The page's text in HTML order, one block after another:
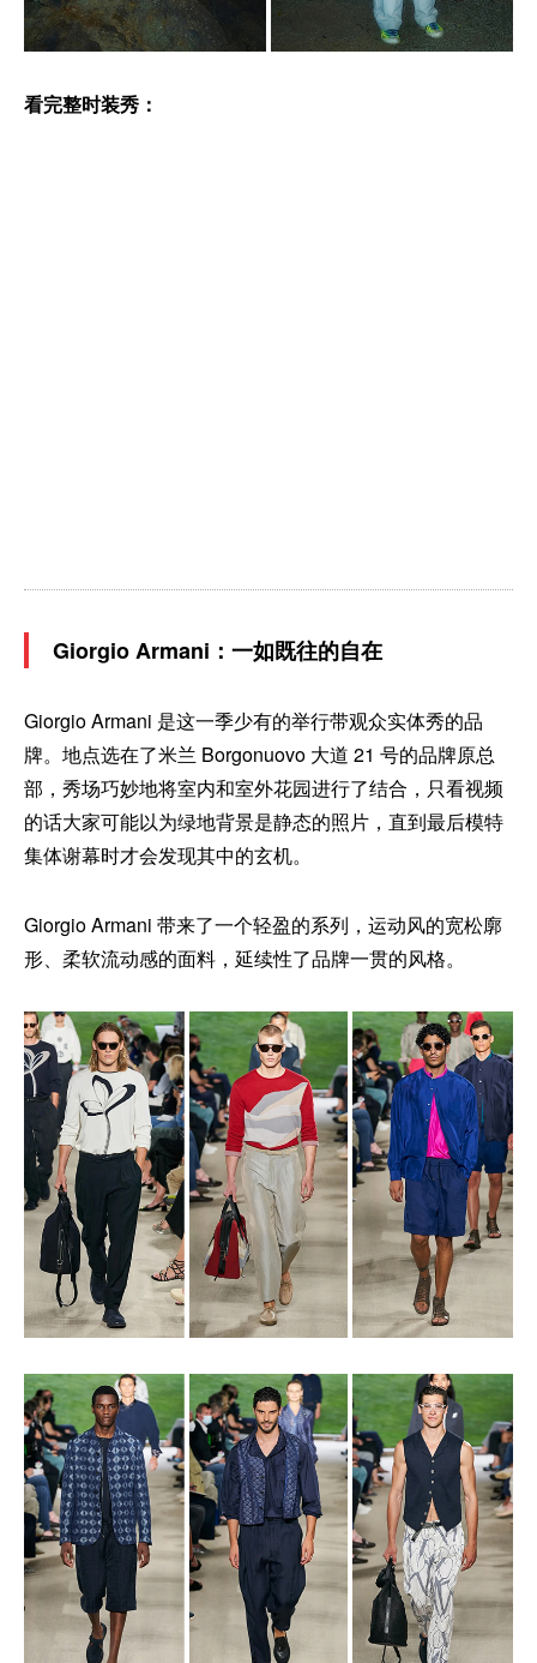
看完整时装秀：
Giorgio Armani：一如既往的自在
Giorgio Armani 是这一季少有的举行带观众实体秀的品
牌。地点选在了米兰 Borgonuovo 大道 21 号的品牌原总
部，秀场巧妙地将室内和室外花园进行了结合，只看视频
的话大家可能以为绿地背景是静态的照片，直到最后模特
集体谢幕时才会发现其中的玄机。
Giorgio Armani 带来了一个轻盈的系列，运动风的宽松廓
形、柔软流动感的面料，延续性了品牌一贯的风格。